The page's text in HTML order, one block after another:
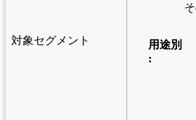
対象セグメント
用途別
: